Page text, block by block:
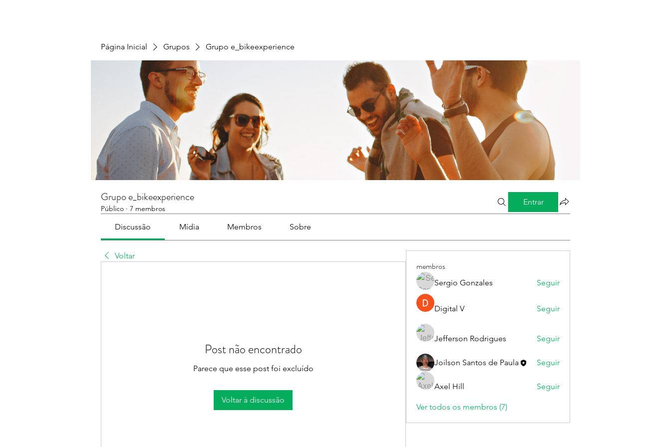
Página Inicial Grupos Grupo e_bikeexperience
Grupo e_bikeexperience
Público · 7 membros
Entrar
Discussão Mídia Membros Sobre
Voltar
Post não encontrado
Parece que esse post foi excluído
Voltar à discussão
membros
Sergio Gonzales Seguir
Digital V Seguir
Jefferson Rodrigues Seguir
Joilson Santos de Paula Seguir
Axel Hill Seguir
Ver todos os membros (7)